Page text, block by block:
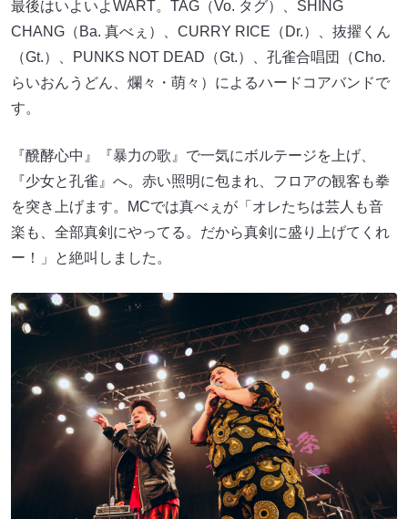
最後はいよいよWART。TAG（Vo. タグ）、SHING
CHANG（Ba. 真べぇ）、CURRY RICE（Dr.）、抜擢くん
（Gt.）、PUNKS NOT DEAD（Gt.）、孔雀合唱団（Cho.
らいおんうどん、爛々・萌々）によるハードコアバンドで
す。
『醗酵心中』『暴力の歌』で一気にボルテージを上げ、
『少女と孔雀』へ。赤い照明に包まれ、フロアの観客も拳
を突き上げます。MCでは真べぇが「オレたちは芸人も音
楽も、全部真剣にやってる。だから真剣に盛り上げてくれ
ー！」と絶叫しました。